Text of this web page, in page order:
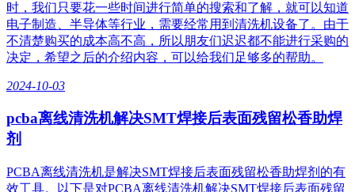
时，我们只要花一些时间进行简单的搜索和了解，就可以知道
电子制造、半导体等行业，需要经常用到清洗机设备了。由于
不清楚购买的成本高不高，所以朋友们迟迟都不能进行采购的
决定，希望之后的介绍内容，可以给我们足够多的帮助。
2024-10-03
pcba离线清洗机解决SMT焊接后表面残留松香助焊
剂
PCBA离线清洗机是解决SMT焊接后表面残留松香助焊剂的有
效工具。以下是对PCBA离线清洗机解决SMT焊接后表面残留